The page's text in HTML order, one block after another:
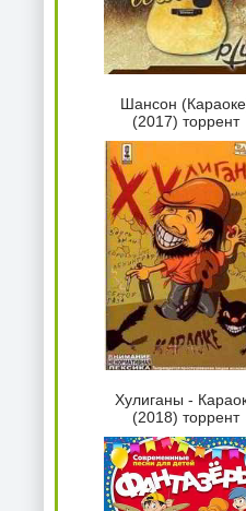
Шансон
(2017) торрент
Хулиганы -
(2018) торрент